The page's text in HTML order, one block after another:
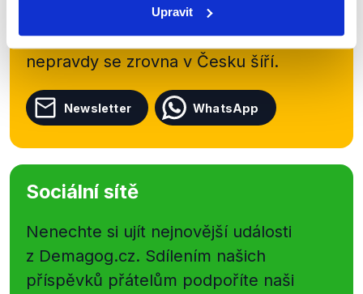
Upravit
Začněte nás odebírat, a mějte tak
přehled o tom, jaké dezinformace a
nepravdy se zrovna v Česku šíří.
Newsletter WhatsApp
Sociální sítě
Nenechte si ujít nejnovější události
z Demagog.cz. Sdílením našich
příspěvků přátelům podpoříte naši